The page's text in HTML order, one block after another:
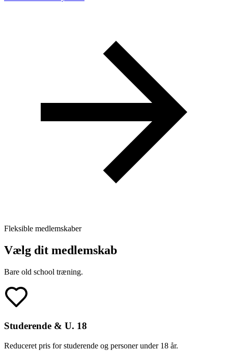
Fleksible medlemskaber
Vælg dit medlemskab
Bare old school træning.
Studerende & U. 18
Reduceret pris for studerende og personer under 18 år.